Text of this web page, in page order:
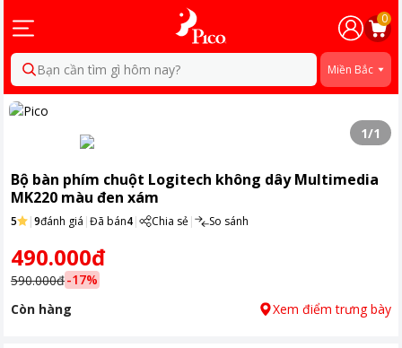
0
Bạn cần tìm gì hôm nay? Miền Bắc
1/1
Bộ bàn phím chuột Logitech không dây Multimedia
MK220 màu đen xám
5 |9đánh giá |Đã bán4| Chia sẻ| So sánh
490.000đ
590.000đ-17%
Còn hàng
Xem điểm trưng bày